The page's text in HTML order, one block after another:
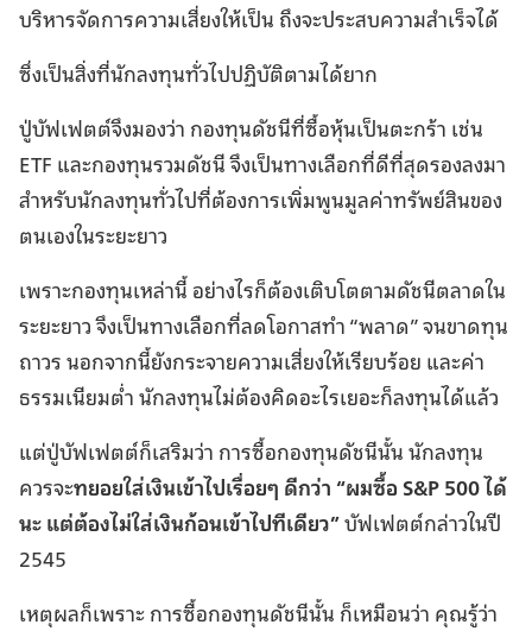
บริหารจัดการความเสี่ยงให้เป็น ถึงจะประสบความสำเร็จได้
ซึ่งเป็นสิ่งที่นักลงทุนทั่วไปปฏิบัติตามได้ยาก
ปู่บัฟเฟตต์จึงมองว่า กองทุนดัชนีที่ซื้อหุ้นเป็นตะกร้า เช่น
ETF และกองทุนรวมดัชนี จึงเป็นทางเลือกที่ดีที่สุดรองลงมา
สำหรับนักลงทุนทั่วไปที่ต้องการเพิ่มพูนมูลค่าทรัพย์สินของ
ตนเองในระยะยาว
เพราะกองทุนเหล่านี้ อย่างไรก็ต้องเติบโตตามดัชนีตลาดใน
ระยะยาว จึงเป็นทางเลือกที่ลดโอกาสทำ “พลาด” จนขาดทุน
ถาวร นอกจากนี้ยังกระจายความเสี่ยงให้เรียบร้อย และค่า
ธรรมเนียมต่ำ นักลงทุนไม่ต้องคิดอะไรเยอะก็ลงทุนได้แล้ว
แต่ปู่บัฟเฟตต์ก็เสริมว่า การซื้อกองทุนดัชนีนั้น นักลงทุน
ควรจะทยอยใส่เงินเข้าไปเรื่อยๆ ดีกว่า“ผมซื้อ S&P 500 ได้
นะ แต่ต้องไม่ใส่เงินก้อนเข้าไปทีเดียว”บัฟเฟตต์กล่าวในปี
2545
เหตุผลก็เพราะ การซื้อกองทุนดัชนีนั้น ก็เหมือนว่า คุณรู้ว่า